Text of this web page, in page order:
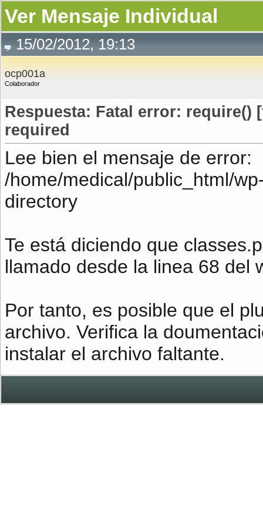
Ver Mensaje Individual
15/02/2012, 19:13
ocp001a
Colaborador
Respuesta: Fatal error:
required
Lee bien el mensaje de error:
/home/medical/public_html/
directory
Te está diciendo que
llamado desde la linea 68 del
Por tanto, es posible que el
archivo. Verifica la
instalar el archivo faltante.